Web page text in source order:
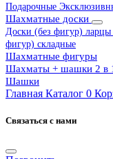
Подарочные
Шахматные доски
Доски (без фигур) ларцы
фигур) складные
Шахматные фигуры
Шахматы + шашки 2 в
Шашки
Главная Каталог 0
Связаться с нами